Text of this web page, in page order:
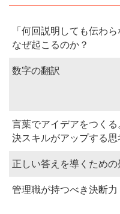
「何回説明しても伝わ
なぜ起こるのか？
数字の翻訳
言葉でアイデアをつくる
決スキルがアップする思
正しい答えを導くため
管理職が持つべき決断力